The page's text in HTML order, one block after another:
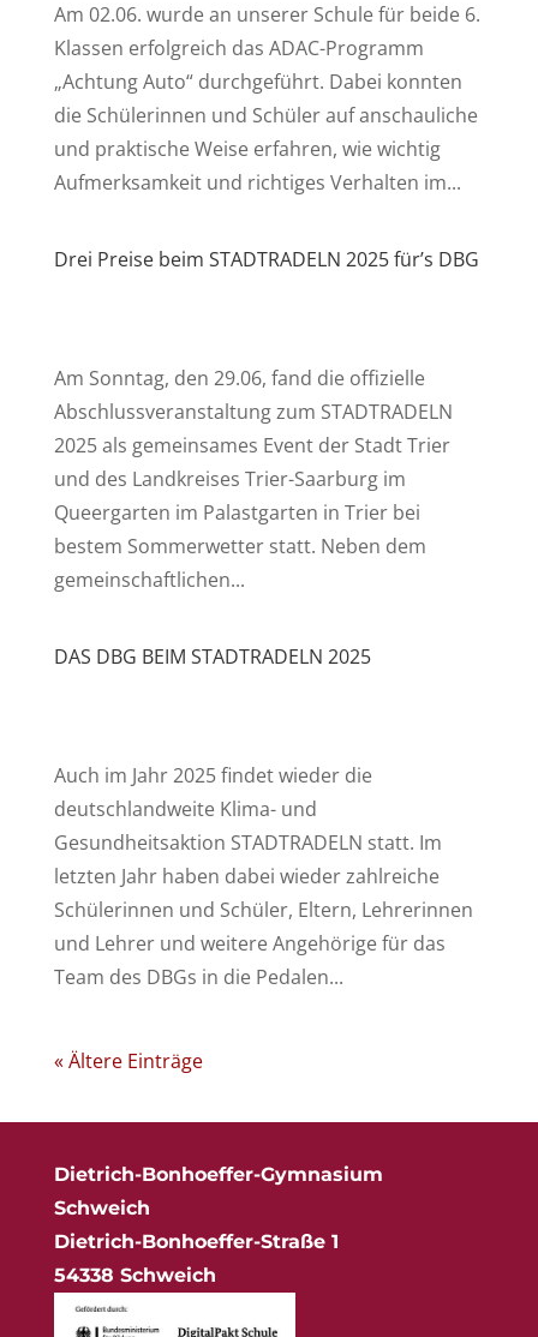
Am 02.06. wurde an unserer Schule für beide 6.
Klassen erfolgreich das ADAC-Programm
„Achtung Auto“ durchgeführt. Dabei konnten
die Schülerinnen und Schüler auf anschauliche
und praktische Weise erfahren, wie wichtig
Aufmerksamkeit und richtiges Verhalten im...
Drei Preise beim STADTRADELN 2025 für’s DBG
Am Sonntag, den 29.06, fand die offizielle
Abschlussveranstaltung zum STADTRADELN
2025 als gemeinsames Event der Stadt Trier
und des Landkreises Trier-Saarburg im
Queergarten im Palastgarten in Trier bei
bestem Sommerwetter statt. Neben dem
gemeinschaftlichen...
DAS DBG BEIM STADTRADELN 2025
Auch im Jahr 2025 findet wieder die
deutschlandweite Klima- und
Gesundheitsaktion STADTRADELN statt. Im
letzten Jahr haben dabei wieder zahlreiche
Schülerinnen und Schüler, Eltern, Lehrerinnen
und Lehrer und weitere Angehörige für das
Team des DBGs in die Pedalen...
« Ältere Einträge
Dietrich-Bonhoeffer-Gymnasium
Schweich
Dietrich-Bonhoeffer-Straße 1
54338 Schweich